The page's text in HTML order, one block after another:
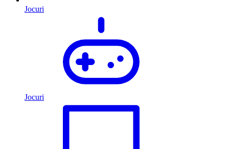
Jocuri
Jocuri